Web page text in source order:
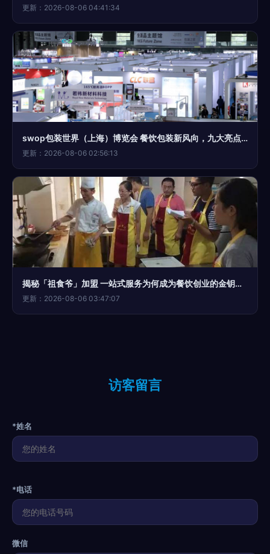
更新：2026-08-06 04:41:34
swop包装世界（上海）博览会 餐饮包装新风向，九大亮点抢先探秘
更新：2026-08-06 02:56:13
揭秘「祖食爷」加盟 一站式服务为何成为餐饮创业的金钥匙？
更新：2026-08-06 03:47:07
访客留言
*姓名
*电话
微信